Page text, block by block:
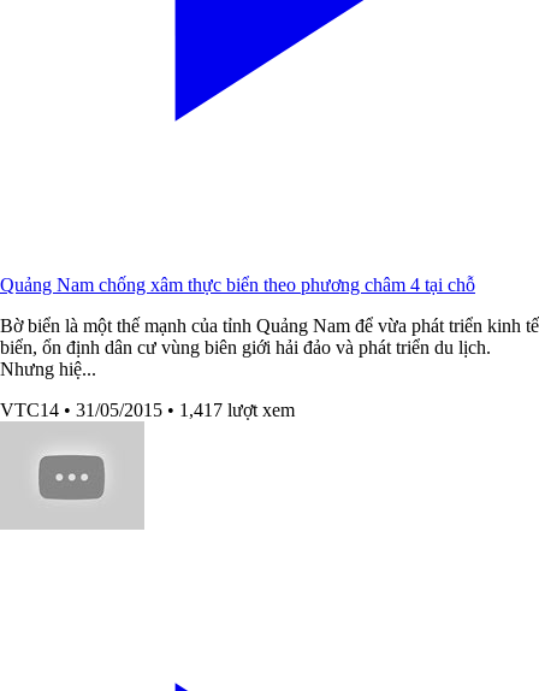
Quảng Nam chống xâm thực biển theo phương châm 4 tại chỗ
Bờ biển là một thế mạnh của tỉnh Quảng Nam để vừa phát triển kinh tế
biển, ổn định dân cư vùng biên giới hải đảo và phát triển du lịch.
Nhưng hiệ...
VTC14 • 31/05/2015 • 1,417 lượt xem